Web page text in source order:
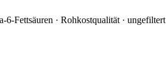
6-Fettsäuren · Rohkostqualität · ungefiltert